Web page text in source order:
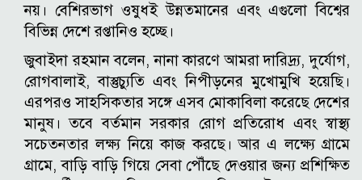
নয়। বেশিরভাগ ওষুধই উন্নতমানের এবং এগুলো বিশ্বের
বিভিন্ন দেশে রপ্তানিও হচ্ছে।
জুবাইদা রহমান বলেন, নানা কারণে আমরা দারিদ্র্য, দুর্যোগ,
রোগবালাই, বাস্তুচ্যুতি এবং নিপীড়নের মুখোমুখি হয়েছি।
এরপরও সাহসিকতার সঙ্গে এসব মোকাবিলা করেছে দেশের
মানুষ। তবে বর্তমান সরকার রোগ প্রতিরোধ এবং স্বাস্থ্য
সচেতনতার লক্ষ্য নিয়ে কাজ করছে। আর এ লক্ষ্যে গ্রামে
গ্রামে, বাড়ি বাড়ি গিয়ে সেবা পৌঁছে দেওয়ার জন্য প্রশিক্ষিত